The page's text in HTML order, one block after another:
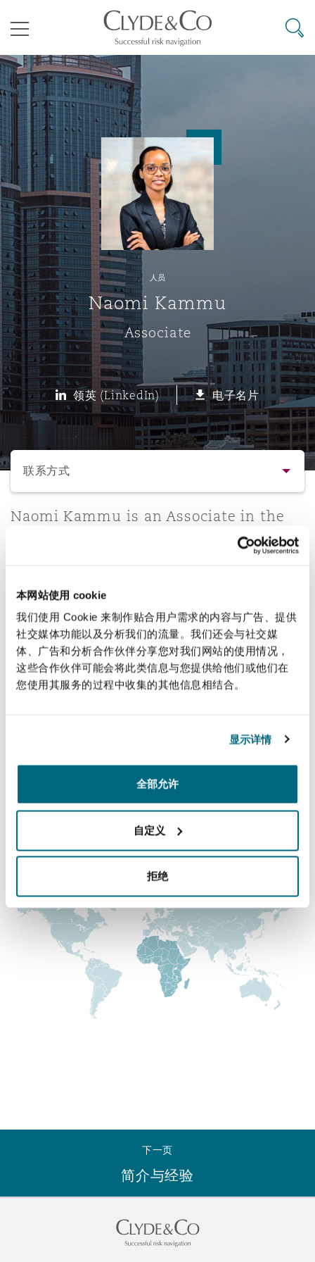
本网站使用 cookie
我们使用 Cookie 来制作贴合用户需求的内容与广告、提供
社交媒体功能以及分析我们的流量。我们还会与社交媒
体、广告和分析合作伙伴分享您对我们网站的使用情况，
这些合作伙伴可能会将此类信息与您提供给他们或他们在
您使用其服务的过程中收集的其他信息相结合。
显示详情
全部允许
自定义
拒绝
空 Business Jets
Carrier Liability
Commerical Dispute
Debt Recovery
Emergency Response & Crisis
Management
Finance & Leasing
Insurance Coverage
Non-Contentious
业与咨询
商业
公司
企业、商业与合规保险
数据保护与隐私权
劳动、养老金和移民n
金融
议解决
Commercial Arbitration
Commercial Disputes
Commercial Litigation
源、海洋与贸易
Energy & Natural Resources
Marine
Trade & Commodities
险和再保险
Bermuda Form
Casualty
Corporate, Commercial &
Insurance
Cyber Risk
Employers' & Public Liability
Employment Practices
Financial Institutions,
Healthcare
Insurance Coverage
Political Risk & Trade Credit
Product Liability & Recall
Reinsurance
目和建筑工程
Construction Disputes
环境保护法
基础设施
PPP/PFI
Public Procurement
房地产
管法规与调查
Anti-Bribery & Corruption
Compliance
External Investigations
Financial Services
Fraud & White-Collar Crime
Internal Investigations
候变化
Code
& Co Newton - 解锁智能索赔新模式
议融资
Eco Audit
罗
普敦
累斯萨拉姆
翰内斯堡
罗比 – 联营办公室
谷
京
里斯班
庆
港
隆坡 – 联营办公室
尔本
海
兰巴托 – 联营办公室
拉加斯
西哥城
约热内卢
地亚哥 – 联营办公室
保罗
布扎比
罗
哈
拜
达
雅得
特兰大
士顿
尔加里
加哥
拉斯
佛
萨斯城
阿密
约
伯丁
尔法斯特
明翰
里斯托尔
里
柏林（圣史蒂芬绿地大厦）
塞尔多夫
尔福德
物浦
彻斯特，新贝利广场2号
目录
其礼律所事务所
搜寻
人员
Naomi Kammu
Associate
领英 (LinkedIn) 电子名片
选择所需部分
联系方式
联系方式
业务领域
法律解析
Naomi Kammu is an Associate in the
Corporate and Data Protection teams
based in our Dar es Salaam Office.
直线
+255 76 785 0054
+255 768 008 133
naomi.kammu@clydeco.co.tz
+255 768 983 022, +255 768 983 000
涵盖的办公室和地区
下一页
简介与经验